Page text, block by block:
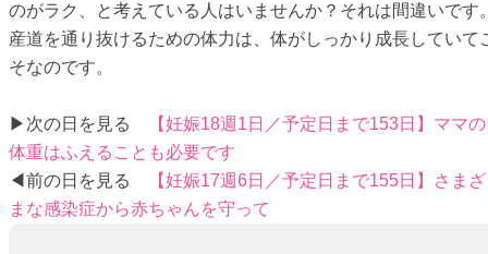
のがラク、と考えている人はいませんか？それは間違いです
産道を通り抜けるための体力は、体がしっかり成長していて
そなのです。
▶次の日を見る
【妊娠18週1日／予定日まで153日】ママの
体重はふえることも必要です
◀前の日を見る
【妊娠17週6日／予定日まで155日】さまざ
まな感染症から赤ちゃんを守って